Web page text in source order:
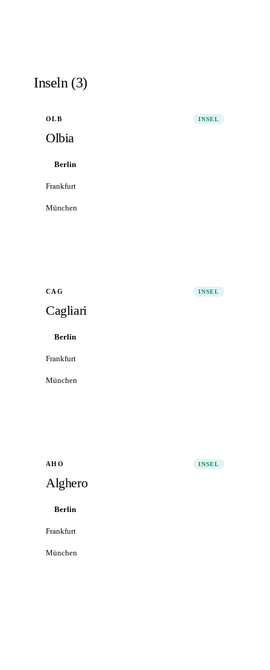
Inseln (3)
OLB INSEL
Olbia
Berlin
Frankfurt
München
CAG INSEL
Cagliari
Berlin
Frankfurt
München
AHO INSEL
Alghero
Berlin
Frankfurt
München